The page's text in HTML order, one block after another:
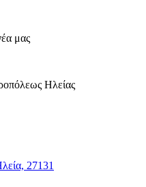
μας
Ηλείας
27131